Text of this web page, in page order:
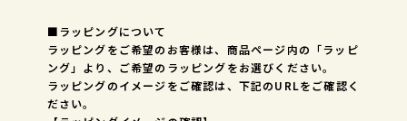
■ラッピングについて
ラッピングをご希望のお客様は、商品ページ内の「ラッピ
ング」より、ご希望のラッピングをお選びください。
ラッピングのイメージをご確認は、下記のURLをご確認く
ださい。